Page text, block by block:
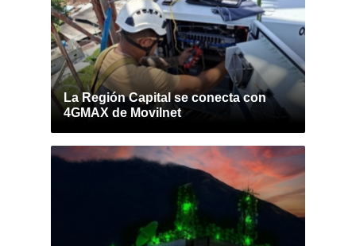
La Región Capital se conecta con
4GMAX de Movilnet